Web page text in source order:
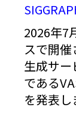
2026年7
スで開催
生成サ
である
を発表し